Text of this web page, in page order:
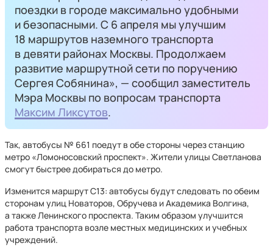
поездки в городе максимально удобными
и безопасными. С 6 апреля мы улучшим
18 маршрутов наземного транспорта
в девяти районах Москвы. Продолжаем
развитие маршрутной сети по поручению
Сергея Собянина», — сообщил заместитель
Мэра Москвы по вопросам транспорта
Максим Ликсутов.
Так, автобусы № 661 поедут в обе стороны через станцию
метро «Ломоносовский проспект». Жители улицы Светланова
смогут быстрее добираться до метро.
Изменится маршрут С13: автобусы будут следовать по обеим
сторонам улиц Новаторов, Обручева и Академика Волгина,
а также Ленинского проспекта. Таким образом улучшится
работа транспорта возле местных медицинских и учебных
учреждений.